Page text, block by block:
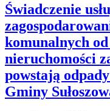
Świadczenie
komunalnych od
nieruchomości
powstają
Gminy